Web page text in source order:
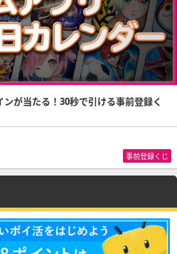
が当たる！30秒で引ける事前登録く
事前登録くじ